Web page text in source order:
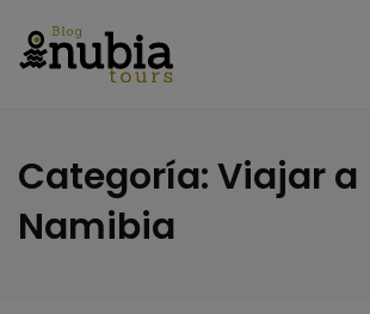
Categoría:Viajar a
Namibia